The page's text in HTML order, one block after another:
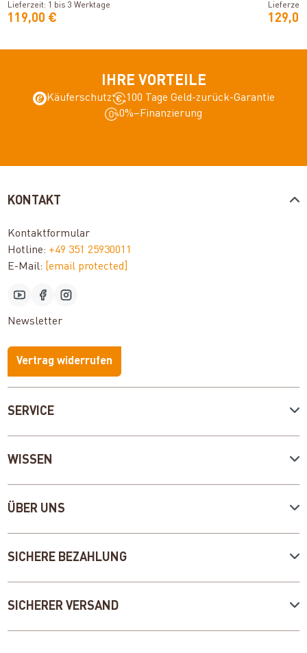
Lieferzeit: 1 bis 3 Werktage
119,00 €
IHRE VORTEILE
Käuferschutz
100 Tage Geld-zurück-Garantie
0%–Finanzierung
SERVICE
WISSEN
ÜBER UNS
KONTAKT
Kontaktformular
Hotline: +49 351 25930011
E-Mail: [email protected]
Newsletter
Vertrag widerrufen
SICHERE BEZAHLUNG
SICHERER VERSAND